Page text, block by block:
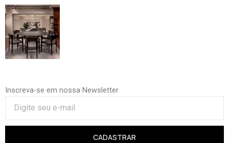
Inscreva-se em nossa Newsletter
CADASTRAR